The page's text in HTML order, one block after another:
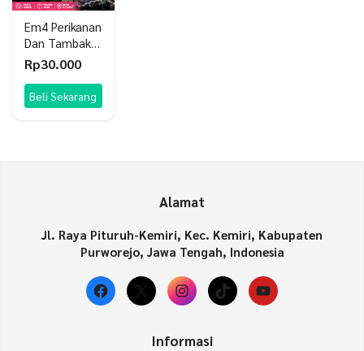
Em4 Perikanan
Dan Tambak 1
Liter
Rp30.000
Beli Sekarang
Alamat
Jl. Raya Pituruh-Kemiri, Kec. Kemiri, Kabupaten
Purworejo, Jawa Tengah, Indonesia
Facebook
X Instagram
TikTokYouTube
Informasi